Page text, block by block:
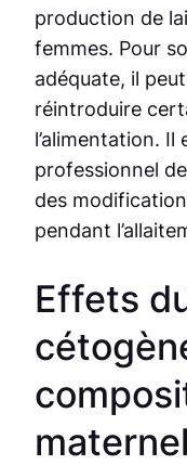
production de
femmes. Pour
adéquate, il
réintroduire
l’alimentation.
professionnel
des
pendant
Effets
maternel